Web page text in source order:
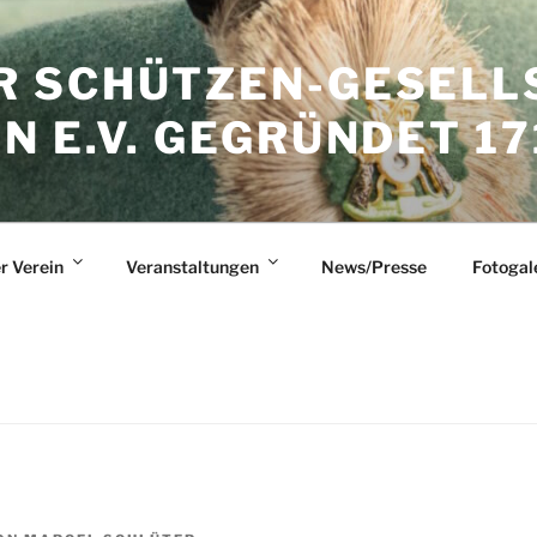
SCHÜTZEN-
E.V. GEGRÜNDET
Verein Veranstaltungen News/Presse